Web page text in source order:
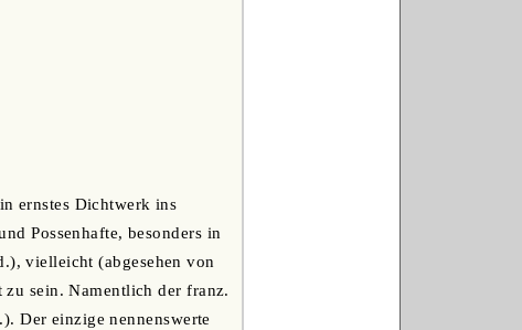
ernstes Dichtwerk ins
Possenhafte, besonders in
vielleicht (abgesehen von
zu sein. Namentlich der franz.
Der einzige nennenswerte